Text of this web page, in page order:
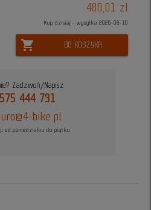
480,01 zł
Kup dzisiaj - wysyłka 2026-08-10
shopping_cart DO KOSZYKA
Zadzwoń/Napisz
575 444 731
bike.pl
od poniedziałku do piątku